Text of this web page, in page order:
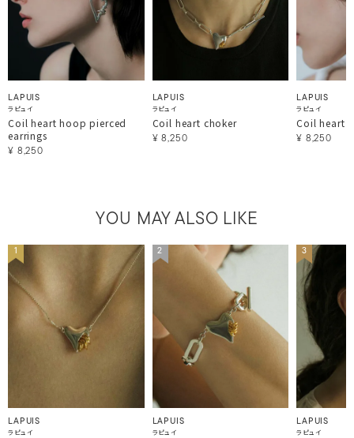
LAPUIS
ラピュイ
Coil heart hoop pierced
earrings
¥ 8,250
LAPUIS
ラピュイ
Coil heart choker
¥ 8,250
LAPUIS
ラピュイ
Coil heart
¥ 8,250
YOU MAY ALSO LIKE
1
LAPUIS
ラピュイ
2
LAPUIS
ラピュイ
3
LAPUIS
ラピュイ